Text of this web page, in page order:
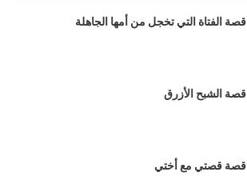
قصة الفتاة التي تخجل من أمها الجاهلة
قصة الشبح الأزرق
قصة قصتي مع أختي